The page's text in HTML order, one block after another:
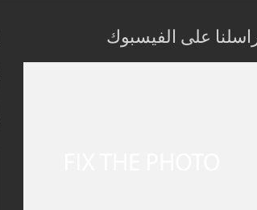
على الفيسبوك